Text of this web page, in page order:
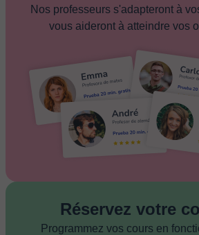
Nos professeurs s'adapteront à
vous aideront à atteindre vos
Réservez votre
Programmez vos cours en